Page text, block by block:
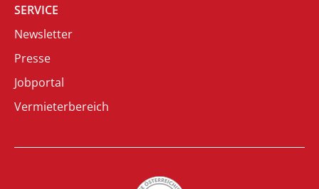
SERVICE
Newsletter
Presse
Jobportal
Vermieterbereich